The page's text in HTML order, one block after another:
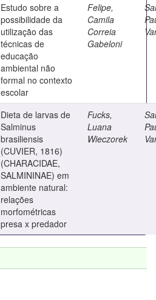
Estudo sobre a
possibilidade da
utilização das
técnicas de
educação
ambiental não
formal no contexto
escolar
Felipe,
Camila
Correia
Gabeloni
Dieta de larvas de
Salminus
brasiliensis
(CUVIER, 1816)
(CHARACIDAE,
SALMININAE) em
ambiente natural:
relações
morfométricas
presa x predador
Fucks,
Luana
Wieczorek